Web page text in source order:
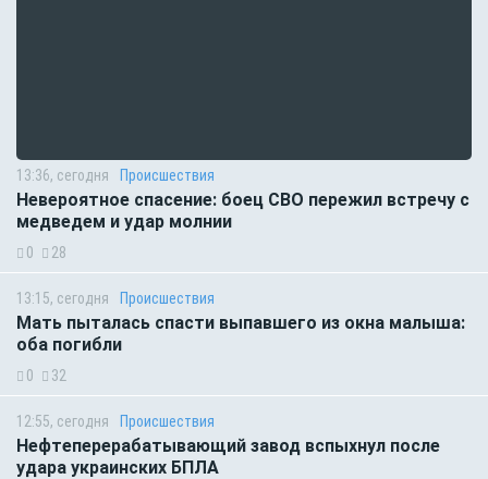
13:36, сегодня Происшествия
Невероятное спасение: боец СВО пережил встречу с
медведем и удар молнии
0 28
13:15, сегодня Происшествия
Мать пыталась спасти выпавшего из окна малыша:
оба погибли
0 32
12:55, сегодня Происшествия
Нефтеперерабатывающий завод вспыхнул после
удара украинских БПЛА